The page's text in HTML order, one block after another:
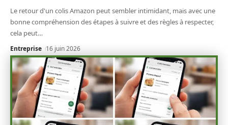
Le retour d'un colis Amazon peut sembler intimidant, mais avec une
bonne compréhension des étapes à suivre et des règles à respecter,
cela peut…
Entreprise 16 juin 2026